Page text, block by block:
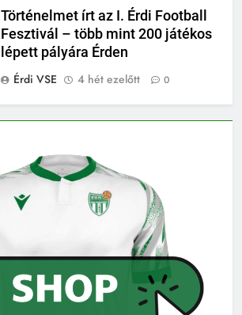
Történelmet írt az I. Érdi Football
Fesztivál – több mint 200 játékos
lépett pályára Érden
Érdi VSE
4 hét ezelőtt 0